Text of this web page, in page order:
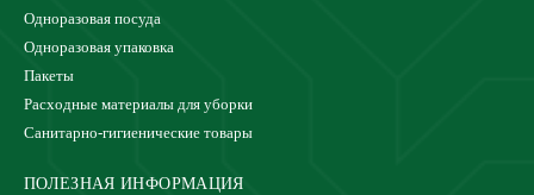
Одноразовая посуда
Одноразовая упаковка
Пакеты
Расходные материалы для уборки
Санитарно-гигиенические товары
ПОЛЕЗНАЯ ИНФОРМАЦИЯ